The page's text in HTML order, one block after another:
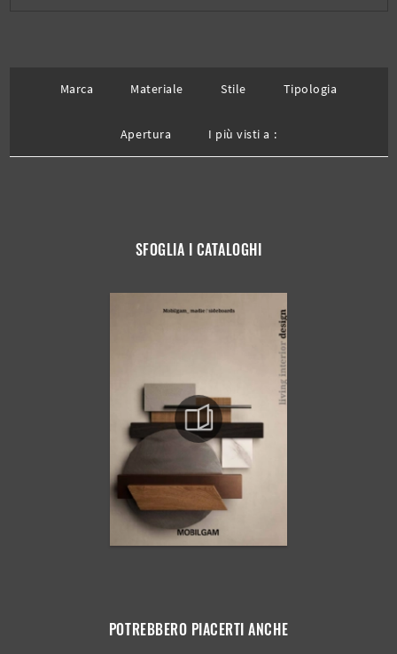
Marca Materiale Stile Tipologia
Apertura I più visti a :
SFOGLIA I CATALOGHI
POTREBBERO PIACERTI ANCHE